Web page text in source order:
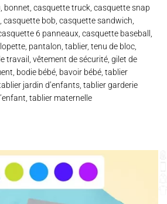
bonnet, casquette truck, casquette snap
casquette bob, casquette sandwich,
6 panneaux, casquette baseball,
pantalon, tablier, tenu de bloc,
travail, vêtement de sécurité, gilet de
bodie bébé, bavoir bébé, tablier
jardin d’enfants, tablier garderie
tablier maternelle